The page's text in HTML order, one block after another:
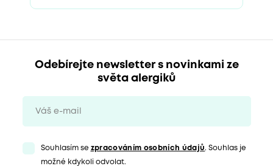
Odebírejte newsletter s novinkami ze
světa alergiků
Souhlasím se zpracováním osobních údajů. Souhlas je
možné kdykoli odvolat.